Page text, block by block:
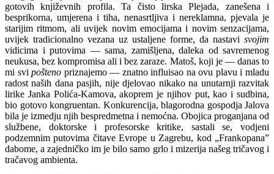
gotovih književnih profila. Ta čisto lirska Plejada, zanešena i
besprikorna, umjerena i tiha, nenasrtljiva i nereklamna, pjevala je
starijim ritmom, ali uvijek novim emocijama i novim senzacijama,
uvijek tradicionalno vezana uz ustaljene forme, da nastavi svojim
vidicima i putovima — sama, zamišljena, daleka od savremenog
neukusa, bez kompromisa ali i bez zaraze. Matoš, koji je — danas to
mi svipošteno priznajemo — znatno influisao na ovu plavu i mladu
radost naših dana pasjih, nije djelovao nikako na unutarnji razvitak
lirike Janka Polića-Kamova, akoprem je njihov put, kao i sudbina,
bio gotovo kongruentan. Konkurencija, blagorodna gospodja Jalova
bila je izmedju njih bespredmetna i nemoćna. Obojica proganjana od
službene, doktorske i profesorske kritike, sastali se, vodjeni
podzemnim putovima čitave Evrope u Zagrebu, kod „Frankopana”
dabome, a zajedničko im je bilo samo grlo i mizerija našeg tričavog i
tračavog ambienta.